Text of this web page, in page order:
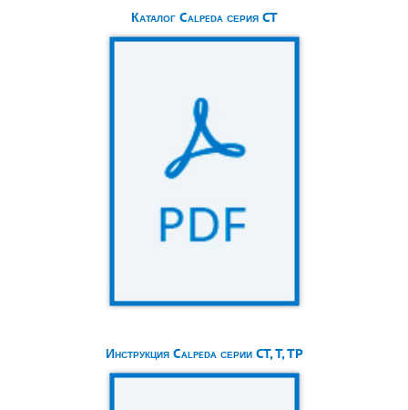
Каталог Calpeda серия CT
Инструкция Calpeda серии CT, T, TP